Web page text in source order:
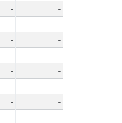
-
-
-
-
-
-
-
-
-
-
-
-
-
-
-
-